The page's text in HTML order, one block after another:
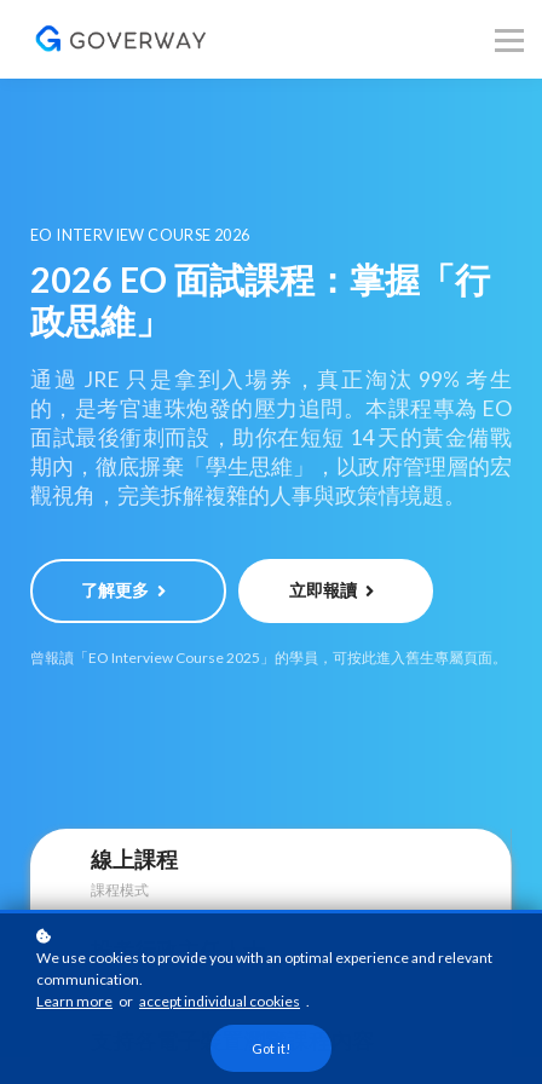
EO INTERVIEW COURSE 2026
2026 EO 面試課程：掌握「行
政思維」
通過 JRE 只是拿到入場券，真正淘汰 99% 考生
的，是考官連珠炮發的壓力追問。本課程專為 EO
面試最後衝刺而設，助你在短短 14 天的黃金備戰
期內，徹底摒棄「學生思維」，以政府管理層的宏
觀視角，完美拆解複雜的人事與政策情境題。
了解更多 立即報讀
曾報讀「EO Interview Course 2025」的學員，可按此進入舊生專屬頁面。
線上課程
課程模式
投考行政主任人士
課程對象
支持各電子裝置瀏覽課程內容
We use cookies to provide you with an optimal experience and relevant
communication.
Learn more or accept individual cookies .
Got it!